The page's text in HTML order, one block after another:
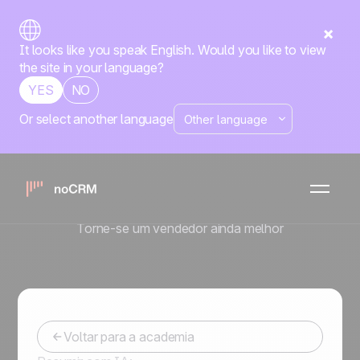
It looks like you speak English. Would you like to view
the site in your language?
YES
NO
Or select another languageConectar o
noCRM ao
Zapier e Make
Torne-se um vendedor ainda melhor
Voltar para a academia